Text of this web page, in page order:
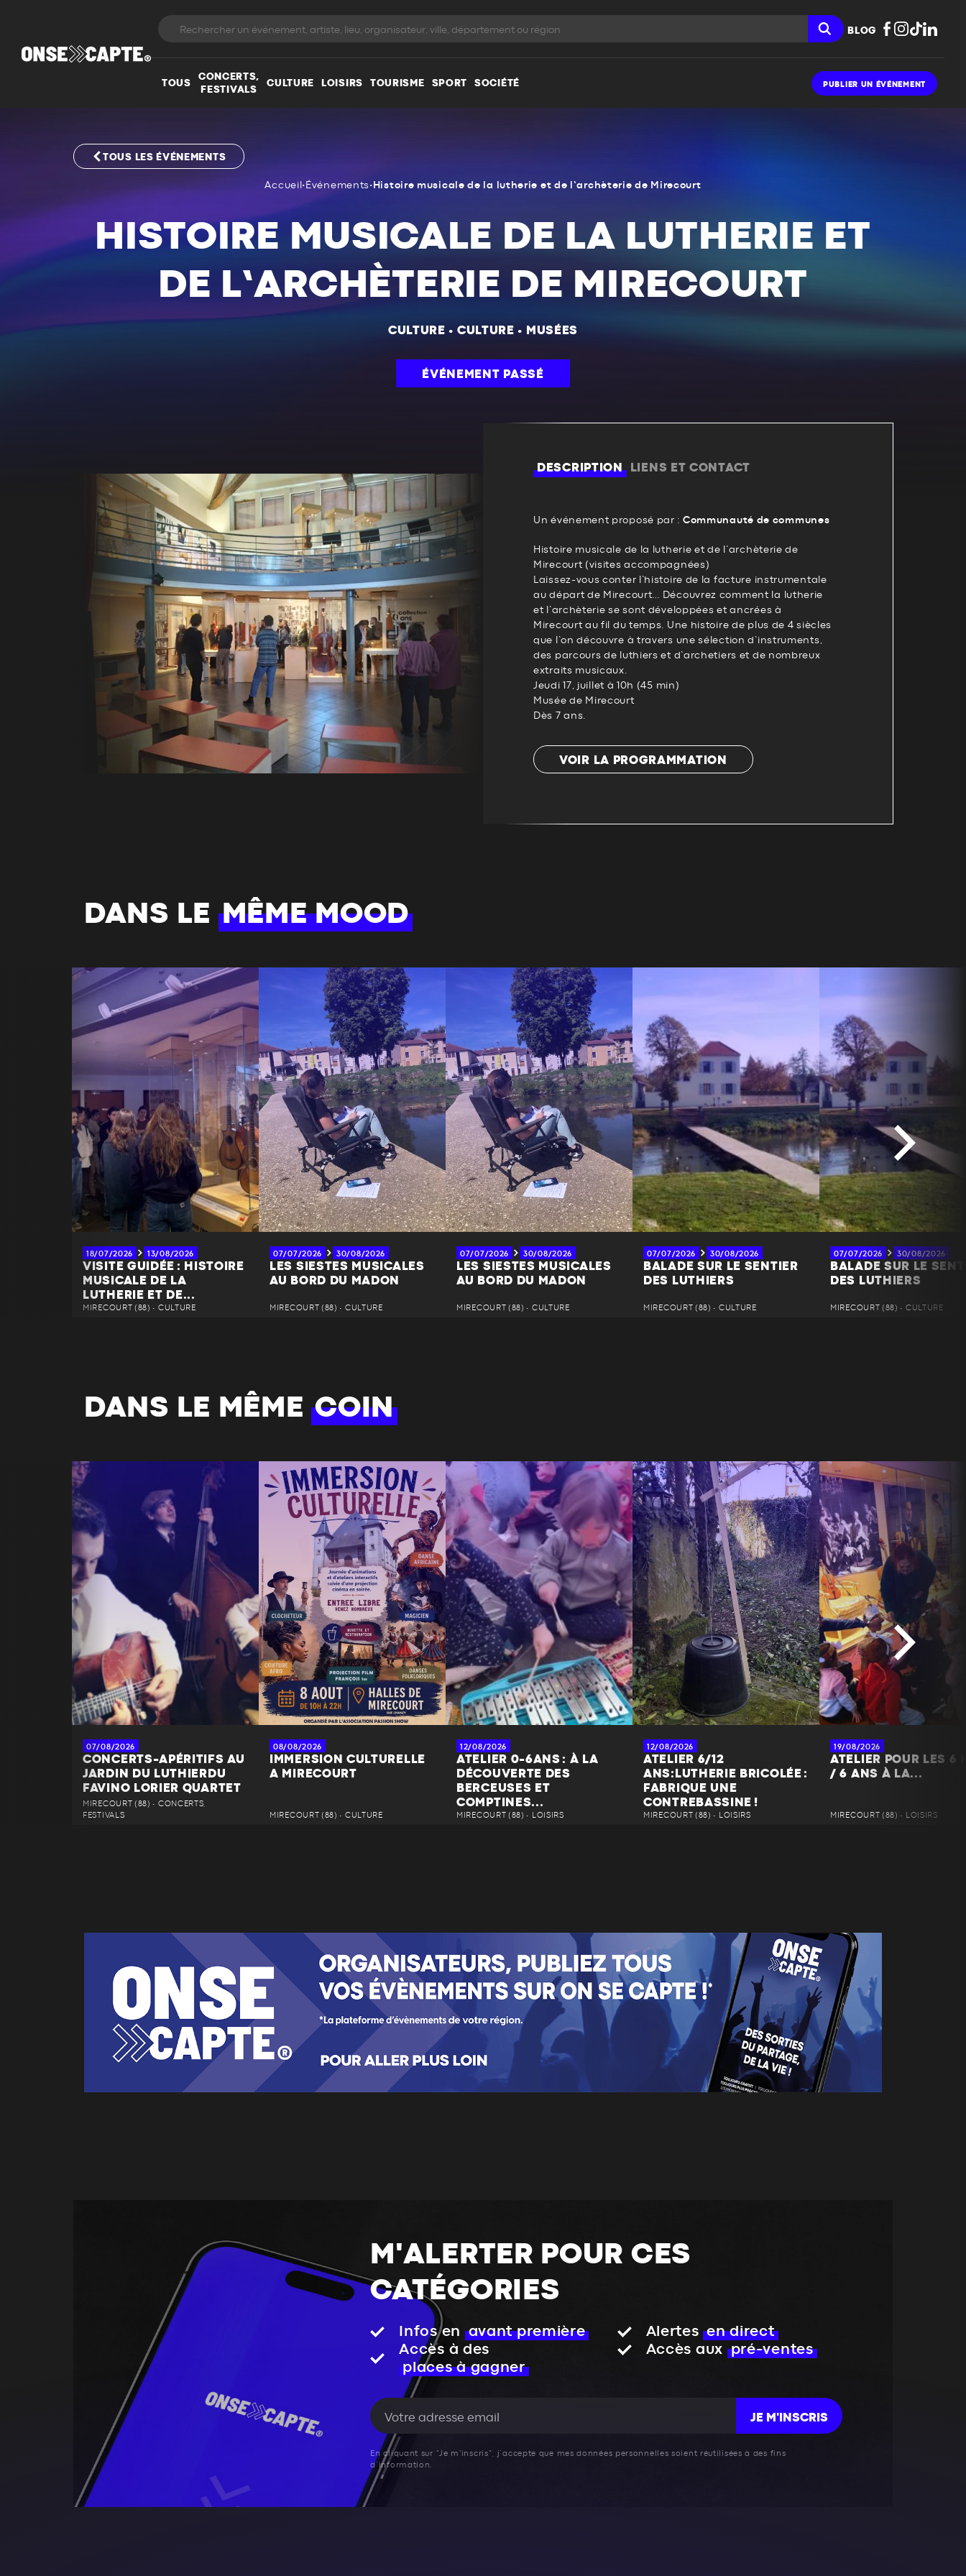
BLOG
TOUS
CONCERTS,
FESTIVALS
CULTURE LOISIRS TOURISME SPORT SOCIÉTÉ PUBLIER UN ÉVÉNEMENT
TOUS LES ÉVÉNEMENTS
Accueil • Événements• Histoire musicale de la lutherie et de l’archèterie de Mirecourt
HISTOIRE MUSICALE DE LA LUTHERIE ET
DE L’ARCHÈTERIE DE MIRECOURT
CULTURE • CULTURE • MUSÉES
ÉVÉNEMENT PASSÉ
DESCRIPTION LIENS ET CONTACT
Un événement proposé par : Communauté de communes
Histoire musicale de la lutherie et de l’archèterie de
Mirecourt (visites accompagnées)
Laissez-vous conter l’histoire de la facture instrumentale
au départ de Mirecourt… Découvrez comment la lutherie
et l’archèterie se sont développées et ancrées à
Mirecourt au fil du temps. Une histoire de plus de 4 siècles
que l’on découvre à travers une sélection d’instruments,
des parcours de luthiers et d’archetiers et de nombreux
extraits musicaux.
Jeudi 17, juillet à 10h (45 min)
Musée de Mirecourt
Dès 7 ans.
VOIR LA PROGRAMMATION
DANS LE MÊME MOOD
18/07/2026 13/08/2026
VISITE GUIDÉE : HISTOIRE
MUSICALE DE LA
LUTHERIE ET DE...
MIRECOURT (88) • CULTURE
07/07/2026 30/08/2026
LES SIESTES MUSICALES
AU BORD DU MADON
MIRECOURT (88) • CULTURE
07/07/2026 30/08/2026
LES SIESTES MUSICALES
AU BORD DU MADON
MIRECOURT (88) • CULTURE
07/07/2026 30/08/2026
BALADE SUR LE SENTIER
DES LUTHIERS
MIRECOURT (88) • CULTURE
07/07/2026 30/08/2026
BALADE SUR LE
DES LUTHIERS
MIRECOURT (88) • CULTURE
DANS LE MÊMECOIN
07/08/2026
CONCERTS-APÉRITIFS AU
JARDIN DU LUTHIERDU
FAVINO LORIER QUARTET
MIRECOURT (88) • CONCERTS,
FESTIVALS
08/08/2026
IMMERSION CULTURELLE
A MIRECOURT
MIRECOURT (88) • CULTURE
12/08/2026
ATELIER 0-6ANS : À LA
DÉCOUVERTE DES
BERCEUSES ET
COMPTINES...
MIRECOURT (88) • LOISIRS
12/08/2026
ATELIER 6/12
ANS:LUTHERIE BRICOLÉE :
FABRIQUE UNE
CONTREBASSINE !
MIRECOURT (88) • LOISIRS
19/08/2026
ATELIER POUR LES 6
/ 6 ANS À LA...
MIRECOURT (88) • LOISIRS
M'ALERTER POUR CES
CATÉGORIES
Infos en avant première Alertes en direct
Accès à des
places à gagner
Accès aux pré-ventes
JE M'INSCRIS
En cliquant sur "Je m'inscris", j’accepte que mes données personnelles soient réutilisées à des fins
d’information.